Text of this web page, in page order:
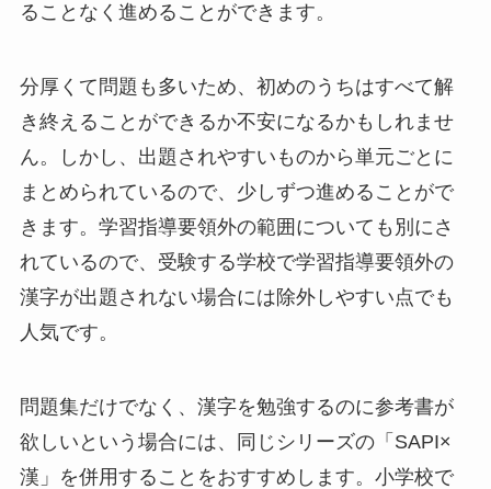
ることなく進めることができます。
分厚くて問題も多いため、初めのうちはすべて解
き終えることができるか不安になるかもしれませ
ん。しかし、出題されやすいものから単元ごとに
まとめられているので、少しずつ進めることがで
きます。学習指導要領外の範囲についても別にさ
れているので、受験する学校で学習指導要領外の
漢字が出題されない場合には除外しやすい点でも
人気です。
問題集だけでなく、漢字を勉強するのに参考書が
欲しいという場合には、同じシリーズの「SAPI×
漢」を併用することをおすすめします。小学校で